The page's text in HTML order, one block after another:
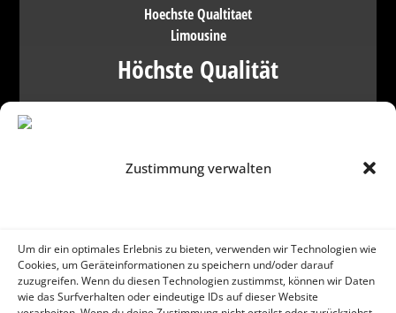
Zustimmung verwalten
Um dir ein optimales Erlebnis zu bieten, verwenden wir Technologien wie
Cookies, um Geräteinformationen zu speichern und/oder darauf
zuzugreifen. Wenn du diesen Technologien zustimmst, können wir Daten
wie das Surfverhalten oder eindeutige IDs auf dieser Website
Höchste Qualität
Offene Kommunikation